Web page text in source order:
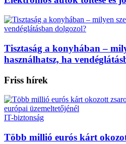
Tisztaság a konyhában –
használhatsz, ha
Friss hírek
IT-biztonság
Több millió eurós kárt